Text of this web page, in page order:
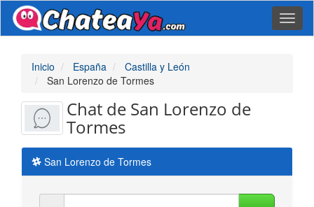
Inicio España
Castilla y León
San Lorenzo de Tormes
Chat de San Lorenzo de
Tormes
San Lorenzo de Tormes